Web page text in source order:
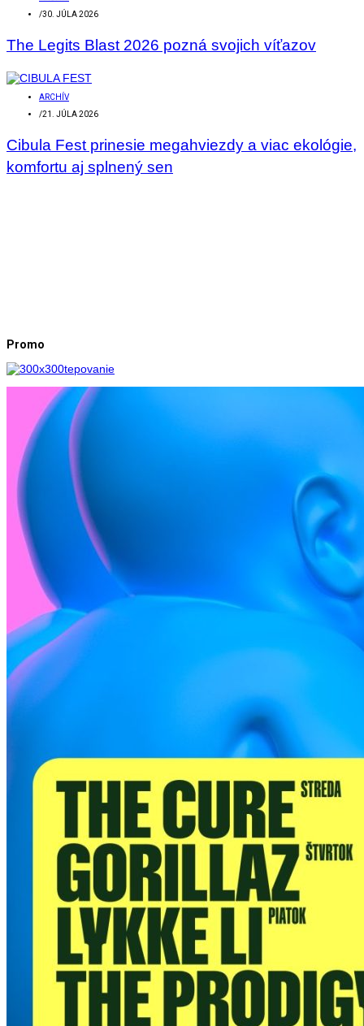
/30. JÚLA 2026
The Legits Blast 2026 pozná svojich víťazov
ARCHÍV
/21. JÚLA 2026
Cibula Fest prinesie megahviezdy a viac ekológie,
komfortu aj splnený sen
Promo